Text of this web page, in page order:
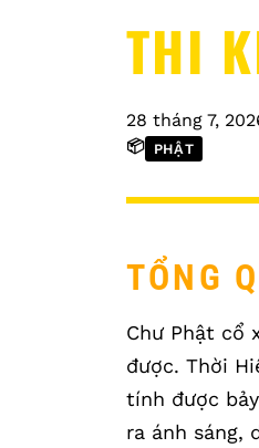
THI
28 tháng 7,
📦 PHẬT
TỔNG
Chư Phật cổ
được. Thời
tính được
ra ánh sáng,